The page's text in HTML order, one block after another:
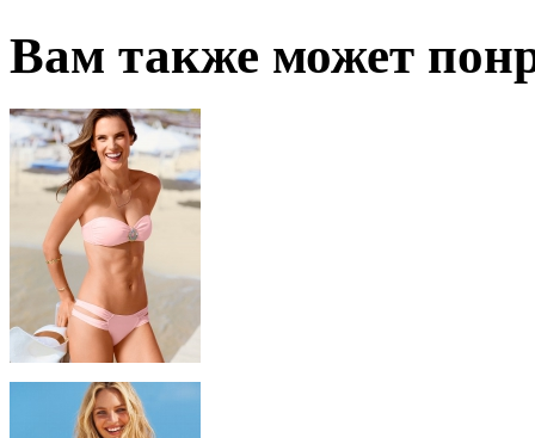
Вам также может